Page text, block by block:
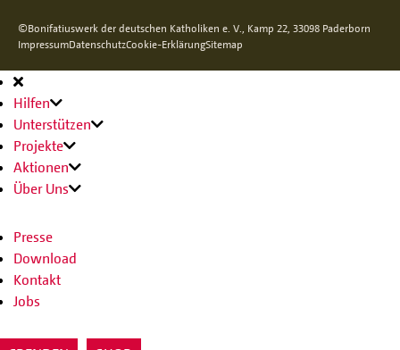
©Bonifatiuswerk der deutschen Katholiken e. V., Kamp 22, 33098 Paderborn
ImpressumDatenschutzCookie-ErklärungSitemap
Hauptnavigation
Hilfen
Unterstützen
Projekte
Aktionen
Über Uns
Presse
Download
Kontakt
Jobs